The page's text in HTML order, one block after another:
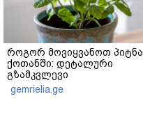
როგორ მოვიყვანოთ პიტნა
ქოთანში: დეტალური
გზამკვლევი
gemrielia.ge